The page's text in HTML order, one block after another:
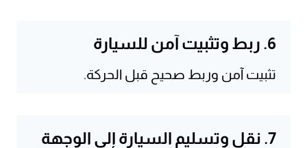
6. ربط وتثبيت آمن للسيارة
تثبيت آمن وربط صحيح قبل الحركة.
7. نقل وتسليم السيارة إلى الوجهة